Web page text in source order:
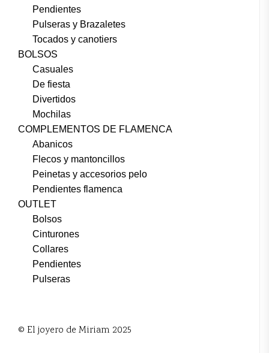
Pendientes
Pulseras y Brazaletes
Tocados y canotiers
BOLSOS
Casuales
De fiesta
Divertidos
Mochilas
COMPLEMENTOS DE FLAMENCA
Abanicos
Flecos y mantoncillos
Peinetas y accesorios pelo
Pendientes flamenca
OUTLET
Bolsos
Cinturones
Collares
Pendientes
Pulseras
© El joyero de Miriam 2025